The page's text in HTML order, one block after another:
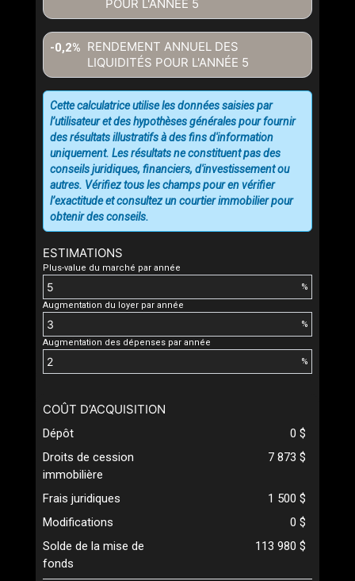
POUR L'ANNÉE 5
RENDEMENT ANNUEL DES
LIQUIDITÉS POUR L'ANNÉE 5
-0,2%
ESTIMATIONS
Plus-value du marché par année
%
Augmentation du loyer par année
%
Augmentation des dépenses par année
%
Cette calculatrice utilise les données saisies par
l’utilisateur et des hypothèses générales pour fournir
des résultats illustratifs à des fins d'information
uniquement. Les résultats ne constituent pas des
conseils juridiques, financiers, d'investissement ou
autres. Vérifiez tous les champs pour en vérifier
l’exactitude et consultez un courtier immobilier pour
obtenir des conseils.
COÛT D’ACQUISITION
Dépôt
0 $
Droits de cession
immobilière
7 873 $
Frais juridiques
1 500 $
Modifications
0 $
Solde de la mise de
fonds
113 980 $